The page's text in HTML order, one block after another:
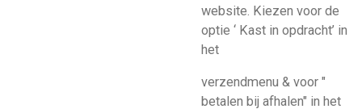
website. Kiezen voor de
optie ‘ Kast in opdracht’ in
het
verzendmenu & voor "
betalen bij afhalen" in het